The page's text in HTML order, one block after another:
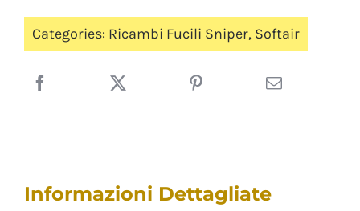
Categories: Ricambi Fucili Sniper, Softair
Informazioni Dettagliate